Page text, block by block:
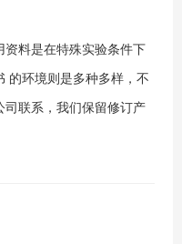
资料是在特殊实验条件下
的环境则是多种多样，不
司联系，我们保留修订产